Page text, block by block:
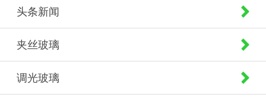
头条新闻
夹丝玻璃
调光玻璃